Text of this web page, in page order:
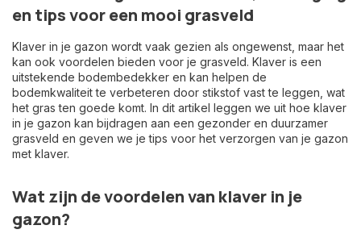
en tips voor een mooi grasveld
Klaver in je gazon wordt vaak gezien als ongewenst, maar het
kan ook voordelen bieden voor je grasveld. Klaver is een
uitstekende bodembedekker en kan helpen de
bodemkwaliteit te verbeteren door stikstof vast te leggen, wat
het gras ten goede komt. In dit artikel leggen we uit hoe klaver
in je gazon kan bijdragen aan een gezonder en duurzamer
grasveld en geven we je tips voor het verzorgen van je gazon
met klaver.
Wat zijn de voordelen van klaver in je
gazon?